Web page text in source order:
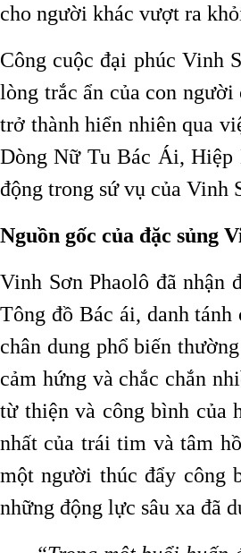
cho người khác vượt ra
Công cuộc đại phúc Vinh
lòng trắc ẩn của con
trở thành hiển nhiên qua
Dòng Nữ Tu Bác Ái, Hiệp
động trong sứ vụ của Vinh
Nguồn gốc của đặc sủng
Vinh Sơn Phaolô đã
Tông đồ Bác ái, danh
chân dung phổ biến
cảm hứng và chắc chắn
từ thiện và công bình của
nhất của trái tim và tâm
một người thúc đẩy công
những động lực sâu xa đã